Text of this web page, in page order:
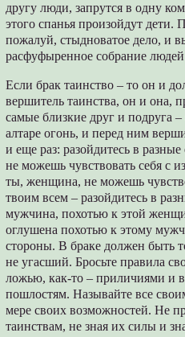
другу люди, запрутся в одну
этого спанья произойдут
пожалуй, стыдноватое дело, и
расфуфыренное собрание
Если брак таинство – то он и
вершитель таинства, он и она,
самые близкие друг и подруга
алтаре огонь, и перед ним
и еще раз: разойдитесь в
не можешь чувствовать себя с
ты, женщина, не можешь
твоим всем – разойдитесь в
мужчина, похотью к этой
оглушена похотью к этому
стороны. В браке должен быть
не угасший. Бросьте правила
ложью, как-то – приличиями и
пошлостям. Называйте все
мере своих возможностей. Не
таинствам, не зная их силы и